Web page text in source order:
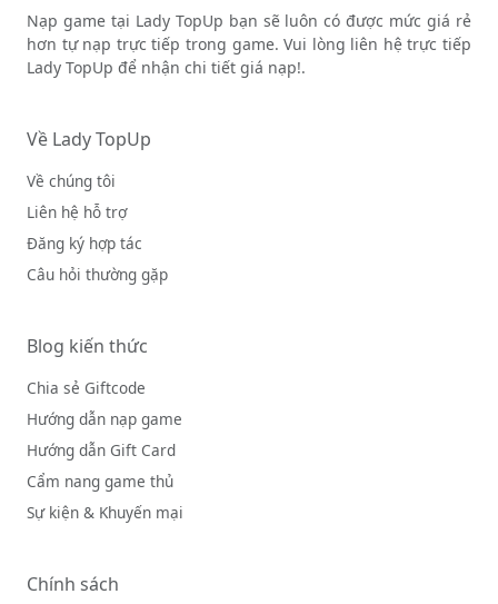
Nạp game tại Lady TopUp bạn sẽ luôn có được mức giá rẻ
hơn tự nạp trực tiếp trong game. Vui lòng liên hệ trực tiếp
Lady TopUp để nhận chi tiết giá nạp!.
Về Lady TopUp
Về chúng tôi
Liên hệ hỗ trợ
Đăng ký hợp tác
Câu hỏi thường gặp
Blog kiến thức
Chia sẻ Giftcode
Hướng dẫn nạp game
Hướng dẫn Gift Card
Cẩm nang game thủ
Sự kiện & Khuyến mại
Chính sách